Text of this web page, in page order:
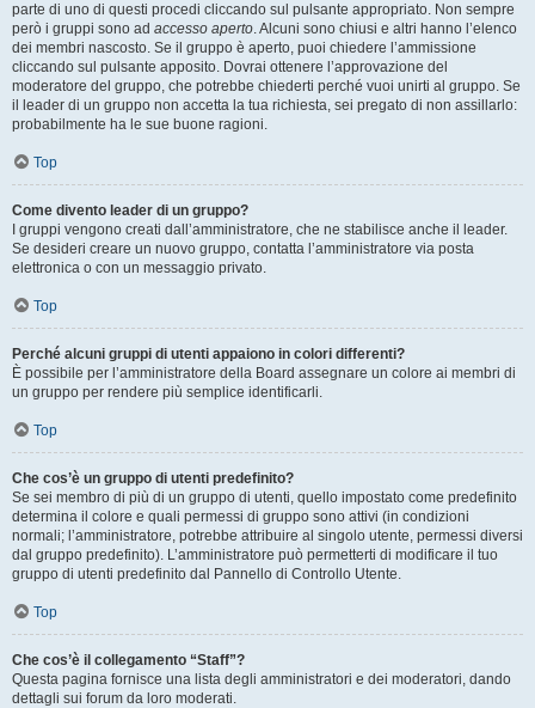
parte di uno di questi procedi cliccando sul pulsante appropriato. Non sempre
però i gruppi sono ad accesso aperto. Alcuni sono chiusi e altri hanno l’elenco
dei membri nascosto. Se il gruppo è aperto, puoi chiedere l’ammissione
cliccando sul pulsante apposito. Dovrai ottenere l’approvazione del
moderatore del gruppo, che potrebbe chiederti perché vuoi unirti al gruppo. Se
il leader di un gruppo non accetta la tua richiesta, sei pregato di non assillarlo:
probabilmente ha le sue buone ragioni.
Top
Come divento leader di un gruppo?
I gruppi vengono creati dall’amministratore, che ne stabilisce anche il leader.
Se desideri creare un nuovo gruppo, contatta l’amministratore via posta
elettronica o con un messaggio privato.
Top
Perché alcuni gruppi di utenti appaiono in colori differenti?
È possibile per l’amministratore della Board assegnare un colore ai membri di
un gruppo per rendere più semplice identificarli.
Top
Che cos’è un gruppo di utenti predefinito?
Se sei membro di più di un gruppo di utenti, quello impostato come predefinito
determina il colore e quali permessi di gruppo sono attivi (in condizioni
normali; l’amministratore, potrebbe attribuire al singolo utente, permessi diversi
dal gruppo predefinito). L’amministratore può permetterti di modificare il tuo
gruppo di utenti predefinito dal Pannello di Controllo Utente.
Top
Che cos’è il collegamento “Staff”?
Questa pagina fornisce una lista degli amministratori e dei moderatori, dando
dettagli sui forum da loro moderati.